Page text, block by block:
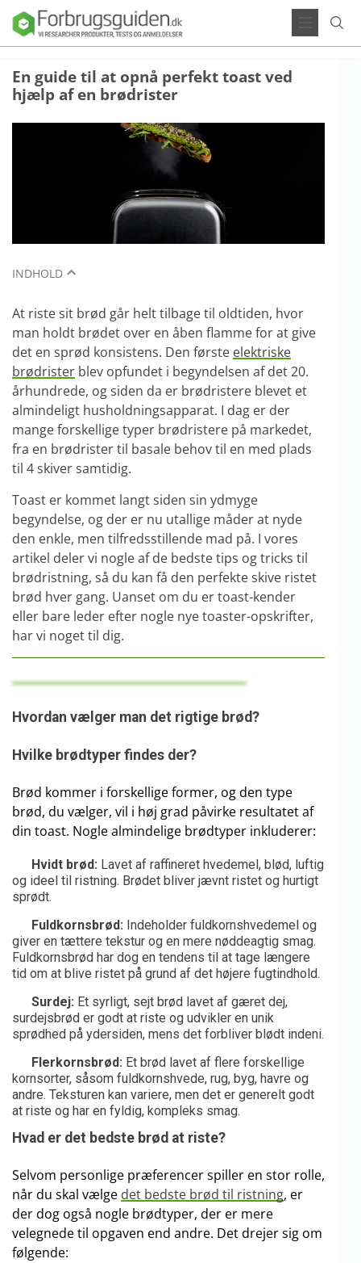
En guide til at opnå perfekt toast ved
hjælp af en brødrister
INDHOLD
At riste sit brød går helt tilbage til oldtiden, hvor
man holdt brødet over en åben flamme for at give
det en sprød konsistens. Den første elektriske
brødrister blev opfundet i begyndelsen af det 20.
århundrede, og siden da er brødristere blevet et
almindeligt husholdningsapparat. I dag er der
mange forskellige typer brødristere på markedet,
fra en brødrister til basale behov til en med plads
til 4 skiver samtidig.
Toast er kommet langt siden sin ydmyge
begyndelse, og der er nu utallige måder at nyde
den enkle, men tilfredsstillende mad på. I vores
artikel deler vi nogle af de bedste tips og tricks til
brødristning, så du kan få den perfekte skive ristet
brød hver gang. Uanset om du er toast-kender
eller bare leder efter nogle nye toaster-opskrifter,
har vi noget til dig.
Hvordan vælger man det rigtige brød?
Hvilke brødtyper findes der?
Brød kommer i forskellige former, og den type
brød, du vælger, vil i høj grad påvirke resultatet af
din toast. Nogle almindelige brødtyper inkluderer:
Hvidt brød: Lavet af raffineret hvedemel, blød, luftig
og ideel til ristning. Brødet bliver jævnt ristet og hurtigt
sprødt.
Fuldkornsbrød: Indeholder fuldkornshvedemel og
giver en tættere tekstur og en mere nøddeagtig smag.
Fuldkornsbrød har dog en tendens til at tage længere
tid om at blive ristet på grund af det højere fugtindhold.
Surdej: Et syrligt, sejt brød lavet af gæret dej,
surdejsbrød er godt at riste og udvikler en unik
sprødhed på ydersiden, mens det forbliver blødt indeni.
Flerkornsbrød: Et brød lavet af flere forskellige
kornsorter, såsom fuldkornshvede, rug, byg, havre og
andre. Teksturen kan variere, men det er generelt godt
at riste og har en fyldig, kompleks smag.
Hvad er det bedste brød at riste?
Selvom personlige præferencer spiller en stor rolle,
når du skal vælge det bedste brød til ristning, er
der dog også nogle brødtyper, der er mere
velegnede til opgaven end andre. Det drejer sig om
følgende: